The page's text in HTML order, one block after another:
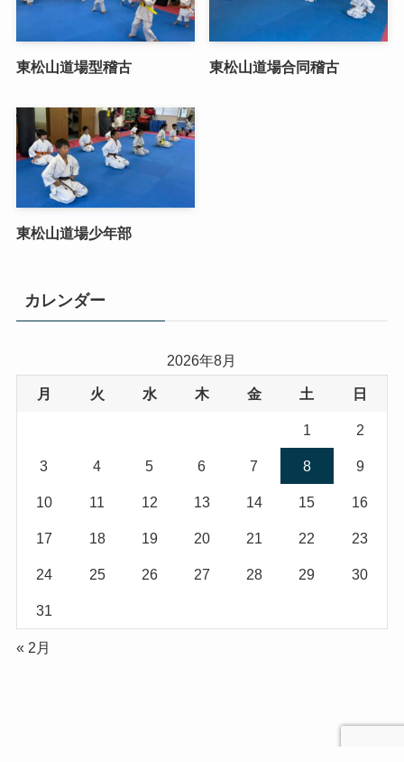
東松山道場型稽古 東松山道場合同稽古
東松山道場少年部
カレンダー
2026年8月
月 火 水 木 金 土 日
1 2
3 4 5 6 7 8 9
10 11 12 13 14 15 16
17 18 19 20 21 22 23
24 25 26 27 28 29 30
31
« 2月